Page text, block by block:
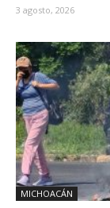
3 agosto, 2026
MICHOACÁN